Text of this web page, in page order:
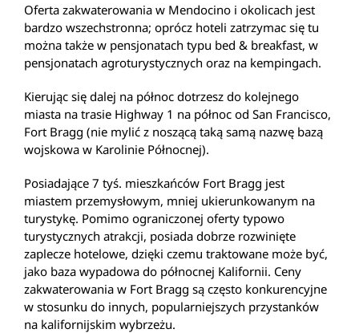
Oferta zakwaterowania w Mendocino i okolicach jest
bardzo wszechstronna; oprócz hoteli zatrzymac się tu
można także w pensjonatach typu bed & breakfast, w
pensjonatach agroturystycznych oraz na kempingach.
Kierując się dalej na północ dotrzesz do kolejnego
miasta na trasie Highway 1 na północ od San Francisco,
Fort Bragg (nie mylić z noszącą taką samą nazwę bazą
wojskowa w Karolinie Północnej).
Posiadające 7 tyś. mieszkańców Fort Bragg jest
miastem przemysłowym, mniej ukierunkowanym na
turystykę. Pomimo ograniczonej oferty typowo
turystycznych atrakcji, posiada dobrze rozwinięte
zaplecze hotelowe, dzięki czemu traktowane może być,
jako baza wypadowa do północnej Kalifornii. Ceny
zakwaterowania w Fort Bragg są często konkurencyjne
w stosunku do innych, popularniejszych przystanków
na kalifornijskim wybrzeżu.